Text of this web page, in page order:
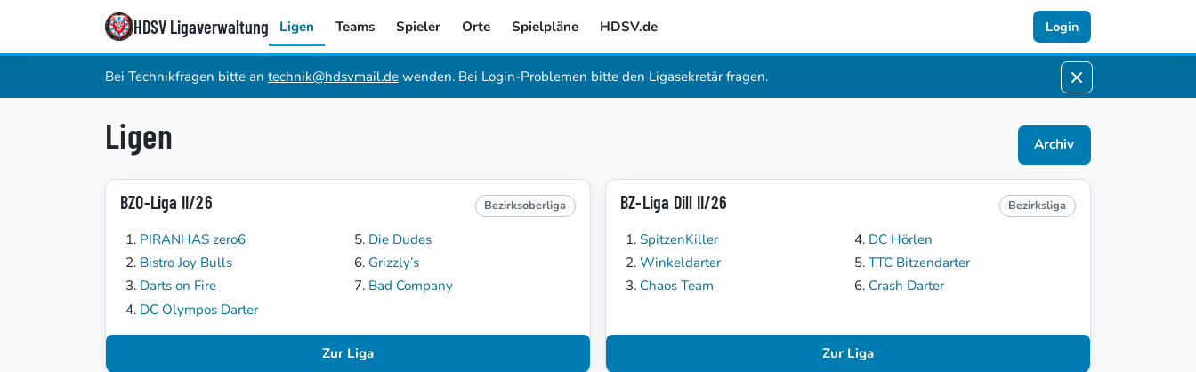
HDSV Ligaverwaltung Ligen Teams Spieler Orte Spielpläne HDSV.de Login
Bei Technikfragen bitte an technik@hdsvmail.de wenden. Bei Login-Problemen bitte den Ligasekretär fragen.
Ligen Archiv
BZO-Liga II/26 Bezirksoberliga
PIRANHAS zero6
Bistro Joy Bulls
Darts on Fire
DC Olympos Darter
Die Dudes
Grizzly’s
Bad Company
Zur Liga
BZ-Liga Dill II/26 Bezirksliga
SpitzenKiller
Winkeldarter
Chaos Team
DC Hörlen
TTC Bitzendarter
Crash Darter
Zur Liga